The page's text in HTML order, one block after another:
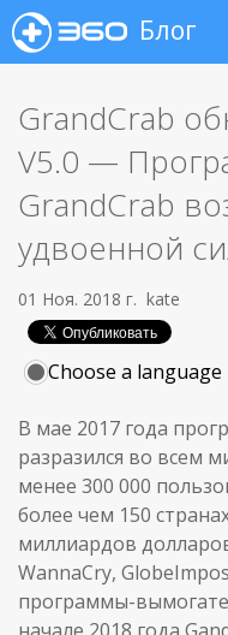
Блог
GrandCrab
V5.0 —
GrandCrab
удвоенной
01 Ноя. 2018 г. kate
Choose a language
В мае 2017 года
разразился во всем
менее 300 000
более чем 150
миллиардов
WannaCry,
программы-